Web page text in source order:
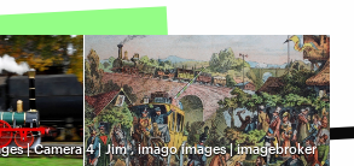
| Camera 4 | Jim,imago images | imagebroker